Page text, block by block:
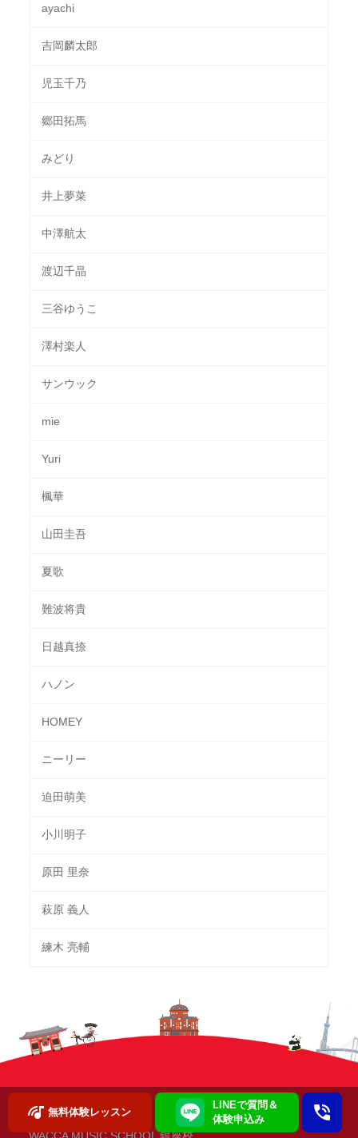
無料体験レッスン
LINEで質問＆
体験申込み
ayachi
吉岡麟太郎
児玉千乃
郷田拓馬
みどり
井上夢菜
中澤航太
渡辺千晶
三谷ゆうこ
澤村楽人
サンウック
mie
Yuri
楓華
山田圭吾
夏歌
難波将貴
日越真捺
ハノン
HOMEY
ニーリー
迫田萌美
小川明子
原田 里奈
萩原 義人
練木 亮輔
WACCA MUSIC SCHOOL 銀座校